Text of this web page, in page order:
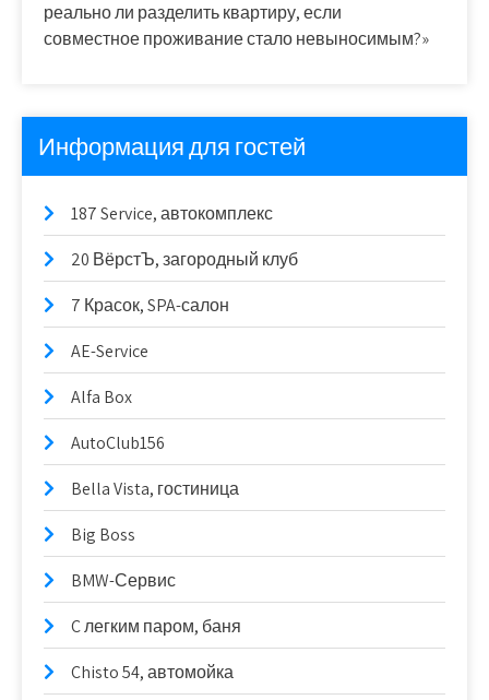
реально ли разделить квартиру, если
совместное проживание стало невыносимым?»
Информация для гостей
187 Service, автокомплекс
20 ВёрстЪ, загородный клуб
7 Красок, SPA-салон
AE-Service
Alfa Box
AutoClub156
Bella Vista, гостиница
Big Boss
BMW-Сервис
C легким паром, баня
Chisto 54, автомойка